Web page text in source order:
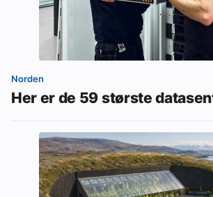
Norden
Her er de 59 største